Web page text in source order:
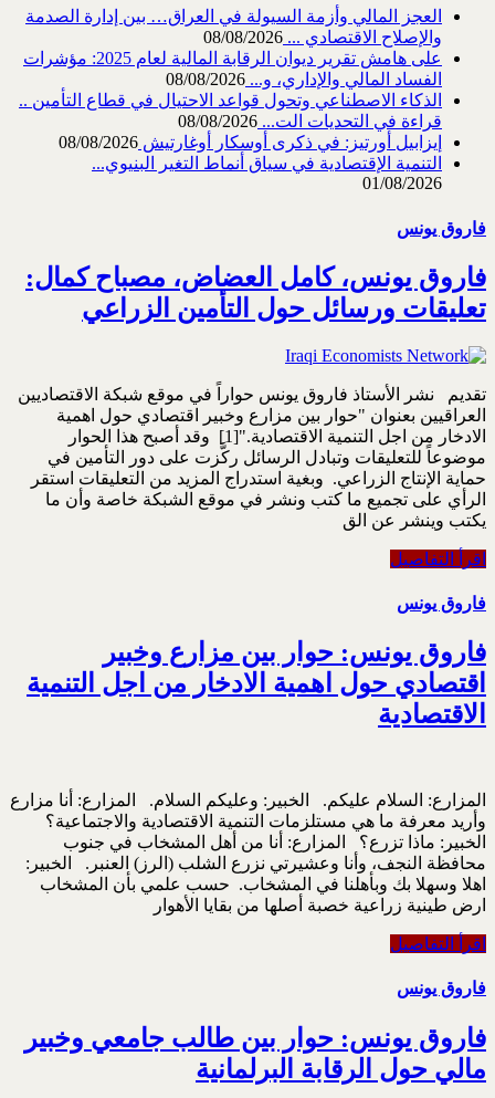
العجز المالي وأزمة السيولة في العراق… بين إدارة الصدمة
والإصلاح الاقتصادي ... 08/08/2026
على هامش تقرير ديوان الرقابة المالية لعام 2025: مؤشرات
الفساد المالي والإداري، و... 08/08/2026
الذكاء الاصطناعي وتحول قواعد الاحتيال في قطاع ‏التأمين ..
قراءة في التحديات الت... 08/08/2026
إيزابيل أورتيز: في ذكرى ‏أوسكار أوغارتيش 08/08/2026
التنمية الإقتصادية في سياق أنماط التغير البنيوي...
01/08/2026
فاروق يونس
فاروق يونس، كامل العضاض، مصباح كمال:
تعليقات ورسائل حول التأمين الزراعي
تقديم نشر الأستاذ فاروق يونس حواراً في موقع شبكة الاقتصاديين
العراقيين بعنوان "حوار بين مزارع وخبير اقتصادي حول اهمية
الادخار من اجل التنمية الاقتصادية."[1] وقد أصبح هذا الحوار
موضوعاً للتعليقات وتبادل الرسائل ركَّزت على دور التأمين في
حماية الإنتاج الزراعي. وبغية استدراج المزيد من التعليقات استقر
الرأي على تجميع ما كتب ونشر في موقع الشبكة خاصة وأن ما
يكتب وينشر عن الق
اقرأ التفاصيل
فاروق يونس
فاروق يونس: حوار بين مزارع وخبير
اقتصادي حول اهمية الادخار من اجل التنمية
الاقتصادية
المزارع: السلام عليكم. الخبير: وعليكم السلام. المزارع: أنا مزارع
وأريد معرفة ما هي مستلزمات التنمية الاقتصادية والاجتماعية؟
الخبير: ماذا تزرع؟ المزارع: أنا من أهل المشخاب في جنوب
محافظة النجف، وأنا وعشيرتي نزرع الشلب (الرز) العنبر. الخبير:
اهلا وسهلا بك وبأهلنا في المشخاب. حسب علمي بأن المشخاب
ارض طينية زراعية خصبة أصلها من بقايا الأهوار
اقرأ التفاصيل
فاروق يونس
فاروق يونس: حوار بين طالب جامعي وخبير
مالي حول الرقابة البرلمانية